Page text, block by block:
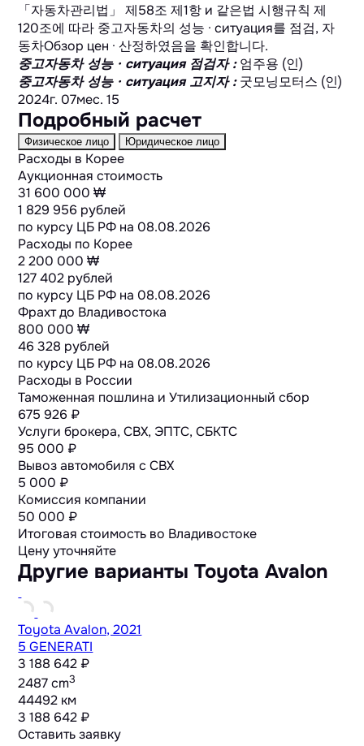
「자동차관리법」 제58조 제1항 и 같은법 시행규칙 제
120조에 따라 중고자동차의 성능 · ситуация를 점검, 자
동차Обзор цен · 산정하였음을 확인합니다.
중고자동차 성능 · ситуация 점검자 : 엄주용 (인)
중고자동차 성능 · ситуация 고지자 : 굿모닝모터스 (인)
2024г. 07мес. 15
Подробный расчет
Физическое лицо Юридическое лицо
Расходы в Корее
Аукционная стоимость
31 600 000 ₩
1 829 956 рублей
по курсу ЦБ РФ на 08.08.2026
Расходы по Корее
2 200 000 ₩
127 402 рублей
по курсу ЦБ РФ на 08.08.2026
Фрахт до Владивостока
800 000 ₩
46 328 рублей
по курсу ЦБ РФ на 08.08.2026
Расходы в России
Таможенная пошлина и Утилизационный сбор
675 926 ₽
Услуги брокера, СВХ, ЭПТС, СБКТС
95 000 ₽
Вывоз автомобиля с СВХ
5 000 ₽
Комиссия компании
50 000 ₽
Итоговая стоимость во Владивостоке
Цену уточняйте
Другие варианты Toyota Avalon
Toyota Avalon, 2021
5 GENERATI
3 188 642 ₽
2487 cm3
44492 км
3 188 642 ₽
Оставить заявку